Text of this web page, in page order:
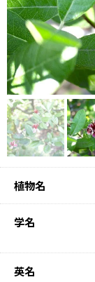
植物名
学名
英名